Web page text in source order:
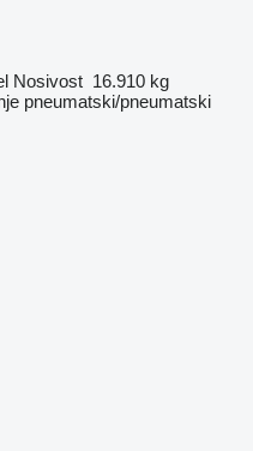
Nosivost 16.910 kg
pneumatski/pneumatski